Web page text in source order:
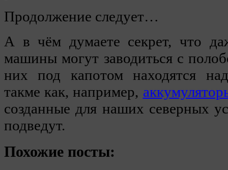
Продолжение следует…
А в чём думаете секрет, что
машины могут заводиться с
них под капотом находятся
такме как, например,
созданные для наших северных
подведут.
Похожие посты: